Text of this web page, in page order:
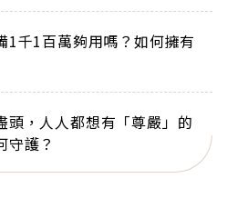
1千1百萬夠用嗎？如何擁有
頭，人人都想有「尊嚴」的
守護？